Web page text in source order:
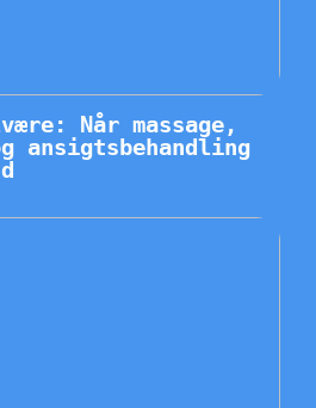
Når massage,
ansigtsbehandling